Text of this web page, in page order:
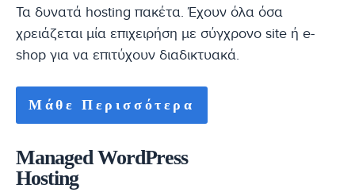
Τα δυνατά hosting πακέτα. Έχουν όλα όσα
χρειάζεται μία επιχειρήση με σύγχρονο site ή e-
shop για να επιτύχουν διαδικτυακά.
Μάθε Περισσότερα
Managed WordPress
Hosting